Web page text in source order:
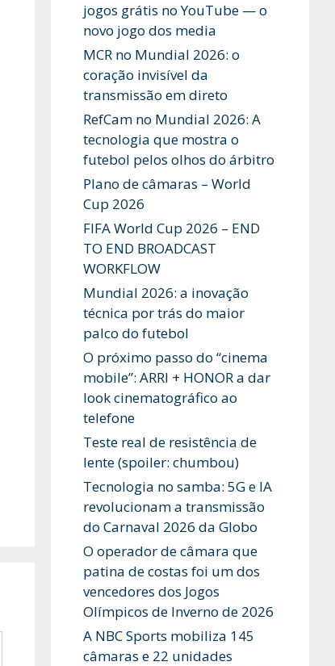
jogos grátis no YouTube — o
novo jogo dos media
MCR no Mundial 2026: o
coração invisível da
transmissão em direto
RefCam no Mundial 2026: A
tecnologia que mostra o
futebol pelos olhos do árbitro
Plano de câmaras – World
Cup 2026
FIFA World Cup 2026 – END
TO END BROADCAST
WORKFLOW
Mundial 2026: a inovação
técnica por trás do maior
palco do futebol
O próximo passo do “cinema
mobile”: ARRI + HONOR a dar
look cinematográfico ao
telefone
Teste real de resistência de
lente (spoiler: chumbou)
Tecnologia no samba: 5G e IA
revolucionam a transmissão
do Carnaval 2026 da Globo
O operador de câmara que
patina de costas foi um dos
vencedores dos Jogos
Olímpicos de Inverno de 2026
A NBC Sports mobiliza 145
câmaras e 22 unidades